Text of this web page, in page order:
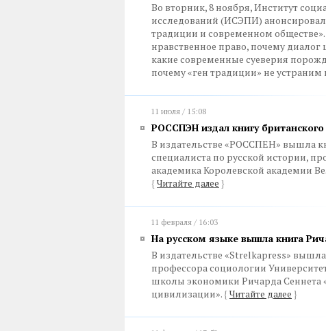
Во вторник, 8 ноября, Институт
исследований (ИСЭПИ)
традиции и современном обществе».
нравственное право, почему
какие современные суеверия
почему «ген традиции» не
11 июля / 15:08
РОССПЭН издал книгу
В издательстве «РОССПЕН» вышла
специалиста по русской истории,
академика Королевской академии
{ Читайте далее }
11 февраля / 16:03
На русском языке вышла книга
В издательстве «Strelkapress»
профессора социологии
школы экономики Ричарда Сеннета
цивилизации». { Читайте далее }